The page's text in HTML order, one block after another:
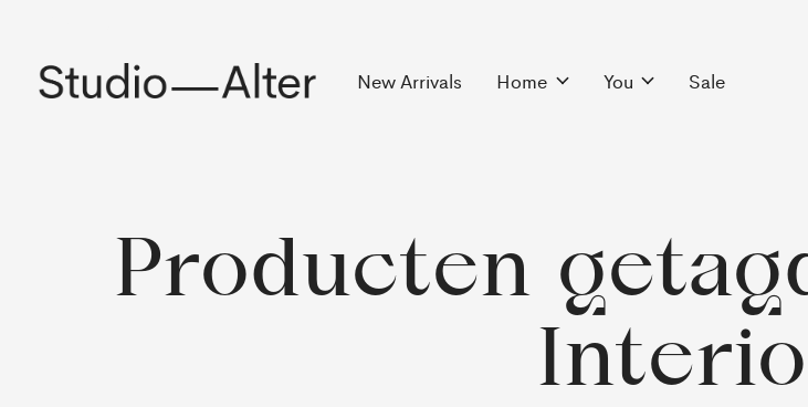
New Arrivals Home You Sale
Producten